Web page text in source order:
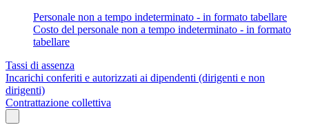
Personale non a tempo indeterminato - in formato tabellare
Costo del personale non a tempo indeterminato - in formato
tabellare
Tassi di assenza
Incarichi conferiti e autorizzati ai dipendenti (dirigenti e non
dirigenti)
Contrattazione collettiva